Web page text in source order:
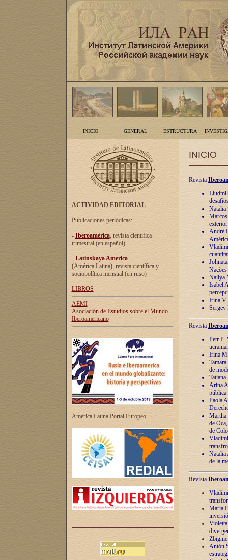
INICIO GENERAL ESTRUCTURA
ACTIVIDAD EDITORIAL
Publicaciones periódicas:
- Iberoamérica, revista científica
trimestral (en español)
- Latinskaya America
(América Latina), revista científica y
sociopolítica mensual (en ruso)
LIBROS
AEMI
Asociación de Estudios sobre el Mundo
Iberoamericano
América Latina Portal Europeo
INICIO
Revista
Natalia
André
Nailya
Isabel
Irina V.
Sergey
Revista
Petr P.
Irina
de
Arina
pública
Paola
Martha
de
de
Natalia
de la
Revista
María
Antón